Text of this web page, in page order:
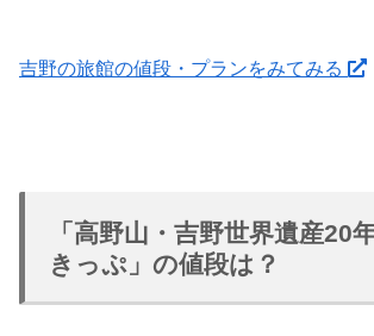
吉野の旅館の値段・プランをみてみる
「高野山・吉野世界遺産20
きっぷ」の値段は？